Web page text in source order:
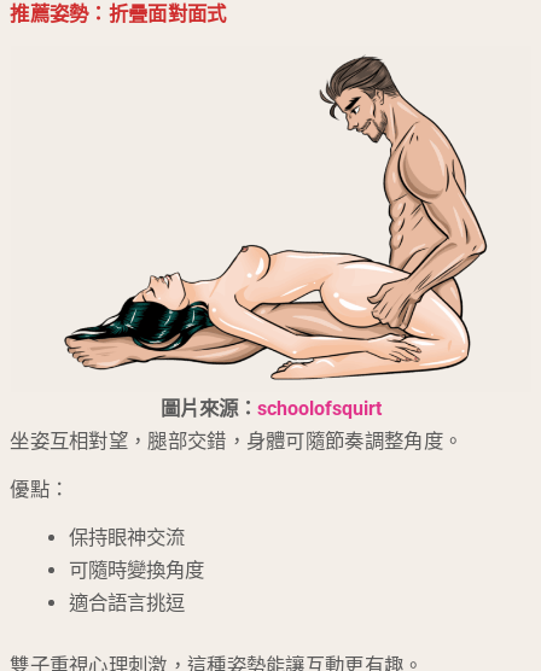
推薦姿勢：折疊面對面式
圖片來源： schoolofsquirt
坐姿互相對望，腿部交錯，身體可隨節奏調整角度。
優點：
保持眼神交流
可隨時變換角度
適合語言挑逗
雙子重視心理刺激，這種姿勢能讓互動更有趣。